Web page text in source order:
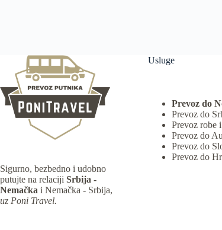
Sigurno, bezbedno i udobno
putujte na relaciji Srbija -
Nemačka i Nemačka - Srbija,
uz Poni Travel.
Usluge
Prevoz do
Prevoz do
Prevoz robe
Prevoz do
Prevoz do
Prevoz do